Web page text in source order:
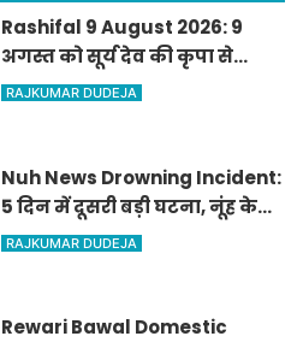
Rashifal 9 August 2026: 9
अगस्त को सूर्य देव की कृपा से
चमकेगी इन राशियों की किस्मत,
RAJKUMAR DUDEJA
Nuh News Drowning Incident:
5 दिन में दूसरी बड़ी घटना, नूंह के
बडेड गांव में तालाब में डूबने से बच्चे
RAJKUMAR DUDEJA
Rewari Bawal Domestic